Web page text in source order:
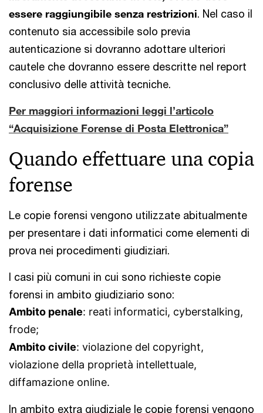
essere raggiungibile senza restrizioni. Nel caso il
contenuto sia accessibile solo previa
autenticazione si dovranno adottare ulteriori
cautele che dovranno essere descritte nel report
conclusivo delle attività tecniche.
Per maggiori informazioni leggi l’articolo
“Acquisizione Forense di Posta Elettronica”
Quando effettuare una copia
forense
Le copie forensi vengono utilizzate abitualmente
per presentare i dati informatici come elementi di
prova nei procedimenti giudiziari.
I casi più comuni in cui sono richieste copie
forensi in ambito giudiziario sono:
Ambito penale: reati informatici, cyberstalking,
frode;
Ambito civile: violazione del copyright,
violazione della proprietà intellettuale,
diffamazione online.
In ambito extra giudiziale le copie forensi vengono